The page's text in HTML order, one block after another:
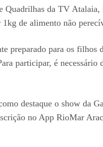
da TV
de alimento não
preparado para os
participar, é necessário
destaque o show da
no App RioMar